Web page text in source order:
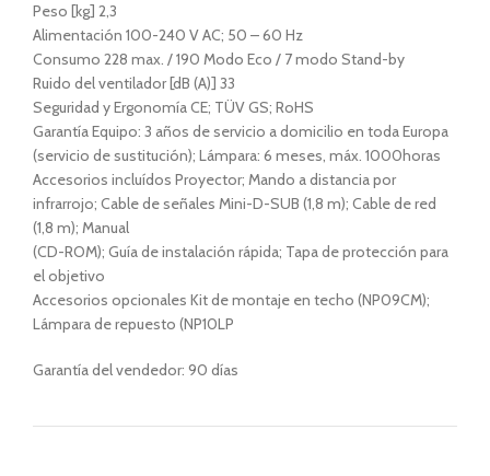
Peso [kg] 2,3
Alimentación 100-240 V AC; 50 – 60 Hz
Consumo 228 max. / 190 Modo Eco / 7 modo Stand-by
Ruido del ventilador [dB (A)] 33
Seguridad y Ergonomía CE; TÜV GS; RoHS
Garantía Equipo: 3 años de servicio a domicilio en toda Europa
(servicio de sustitución); Lámpara: 6 meses, máx. 1000horas
Accesorios incluídos Proyector; Mando a distancia por
infrarrojo; Cable de señales Mini-D-SUB (1,8 m); Cable de red
(1,8 m); Manual
(CD-ROM); Guía de instalación rápida; Tapa de protección para
el objetivo
Accesorios opcionales Kit de montaje en techo (NP09CM);
Lámpara de repuesto (NP10LP
Garantía del vendedor: 90 días